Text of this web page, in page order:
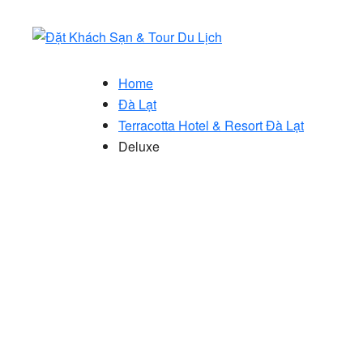
Home
Đà Lạt
Terracotta Hotel & Resort Đà Lạt
Deluxe